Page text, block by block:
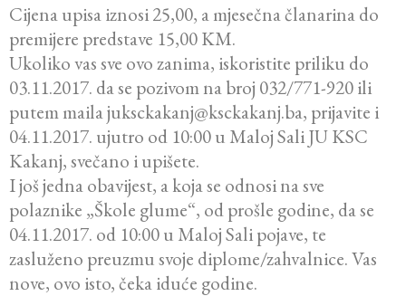
Cijena upisa iznosi 25,00, a mjesečna članarina do
premijere predstave 15,00 KM.
Ukoliko vas sve ovo zanima, iskoristite priliku do
03.11.2017. da se pozivom na broj 032/771-920 ili
putem maila juksckakanj@ksckakanj.ba, prijavite i
04.11.2017. ujutro od 10:00 u Maloj Sali JU KSC
Kakanj, svečano i upišete.
I još jedna obavijest, a koja se odnosi na sve
polaznike „Škole glume“, od prošle godine, da se
04.11.2017. od 10:00 u Maloj Sali pojave, te
zasluženo preuzmu svoje diplome/zahvalnice. Vas
nove, ovo isto, čeka iduće godine.